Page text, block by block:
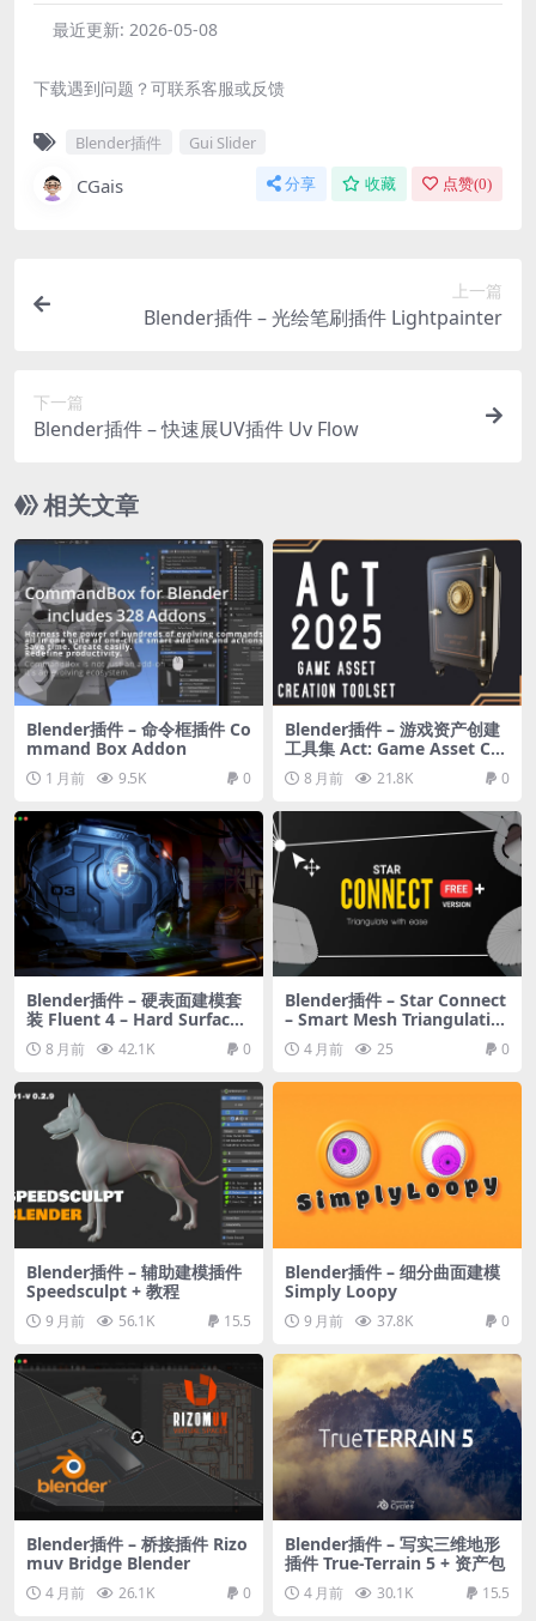
最近更新: 2026-05-08
下载遇到问题？可联系客服或反馈
Blender插件 Gui Slider
CGais 分享 收藏 点赞(0)
上一篇
Blender插件 – 光绘笔刷插件 Lightpainter
下一篇
Blender插件 – 快速展UV插件 Uv Flow
相关文章
Blender插件 – 命令框插件 Co
mmand Box Addon
1 月前 9.5K 0
Blender插件 – 游戏资产创建
工具集 Act: Game Asset Cre
ation Toolset 2025
8 月前 21.8K 0
Blender插件 – 硬表面建模套
装 Fluent 4 – Hard Surface
Modeling Tool Suite
8 月前 42.1K 0
Blender插件 – Star Connect
– Smart Mesh Triangulatio
n 4 月前 25 0
Blender插件 – 辅助建模插件
Speedsculpt + 教程
9 月前 56.1K 15.5
Blender插件 – 细分曲面建模
Simply Loopy
9 月前 37.8K 0
Blender插件 – 桥接插件 Rizo
muv Bridge Blender
4 月前 26.1K 0
Blender插件 – 写实三维地形
插件 True-Terrain 5 + 资产包
4 月前 30.1K 15.5